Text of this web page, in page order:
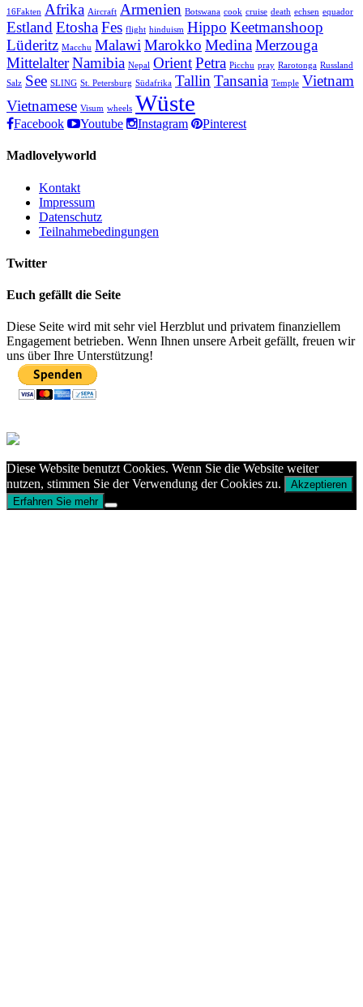
16Fakten Afrika Aircraft Armenien Botswana cook cruise death echsen equador
Estland EtoshaFes flight hinduism Hippo Keetmanshoop
Lüderitz Macchu Malawi Marokko MedinaMerzouga
MittelalterNamibia Nepal OrientPetra Picchu pray Rarotonga Russland
Salz See SLING St. Petersburg Südafrika Tallin Tansania Temple Vietnam
Vietnamese Visum wheels Wüste
Facebook Youtube Instagram Pinterest
Madlovelyworld
Kontakt
Impressum
Datenschutz
Teilnahmebedingungen
Twitter
Euch gefällt die Seite
Diese Seite wird mit sehr viel Herzblut und privatem finanziellem
Engagement betrieben. Wenn Ihnen unsere Arbeit gefällt, freuen wir
uns über Ihre Unterstützung!
Diese Website benutzt Cookies. Wenn Sie die Website weiter
nutzen, stimmen Sie der Verwendung der Cookies zu.
Akzeptieren
Erfahren Sie mehr